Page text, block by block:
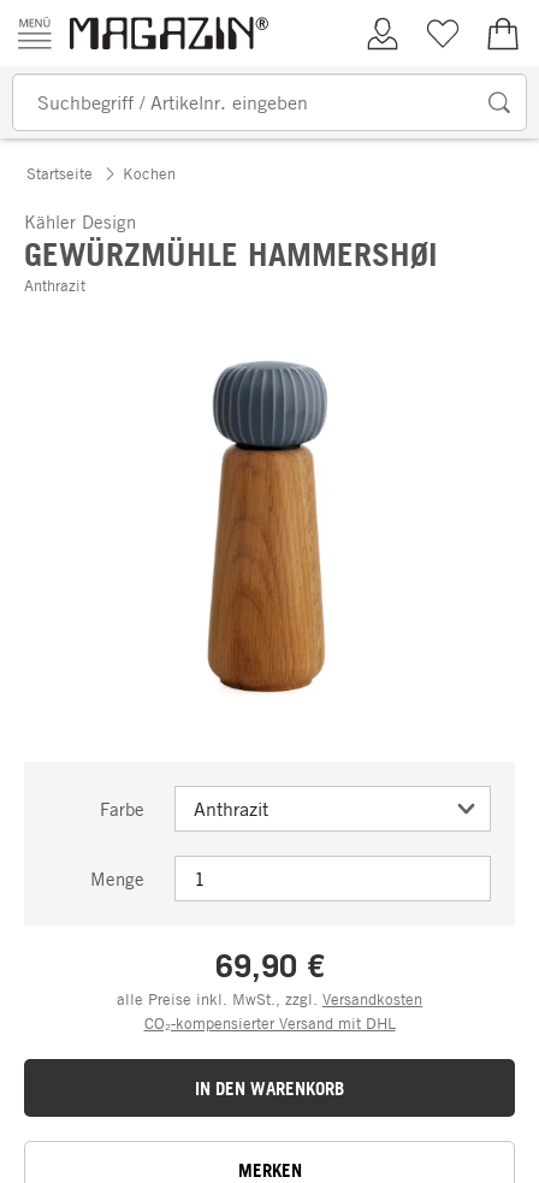
Zum Inhalt springen
Kundenkonto
Merkliste
Startseite Kochen
Kähler Design
GEWÜRZMÜHLE HAMMERSHØI
Anthrazit
Farbe
Menge
69,90 €
alle Preise inkl. MwSt., zzgl. Versandkosten
CO₂-kompensierter Versand mit DHL
IN DEN WARENKORB
MERKEN